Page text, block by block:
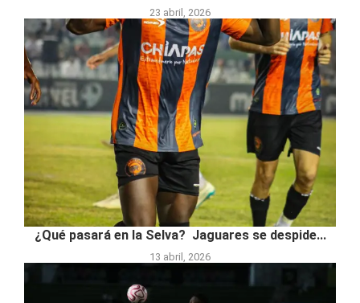
23 abril, 2026
¿Qué pasará en la Selva? Jaguares se despide...
13 abril, 2026